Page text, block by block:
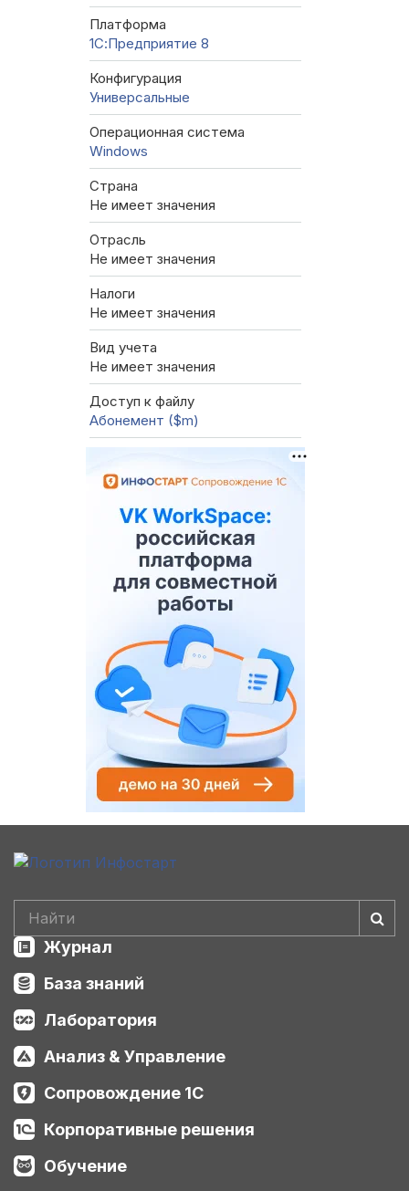
Платформа
1С:Предприятие 8
Конфигурация
Универсальные
Операционная система
Windows
Страна
Не имеет значения
Отрасль
Не имеет значения
Налоги
Не имеет значения
Вид учета
Не имеет значения
Доступ к файлу
Абонемент ($m)
Журнал
База знаний
Лаборатория
Анализ & Управление
Сопровождение 1С
Корпоративные решения
Обучение